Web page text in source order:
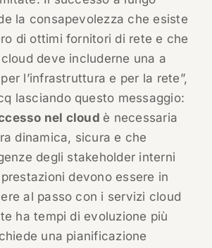
la consapevolezza che esiste
di ottimi fornitori di rete e che
deve includerne una a
l’infrastruttura e per la rete”,
lasciando questo messaggio:
nel cloud è necessaria
dinamica, sicura e che
degli stakeholder interni
devono essere in
al passo con i servizi cloud
ha tempi di evoluzione più
una pianificazione